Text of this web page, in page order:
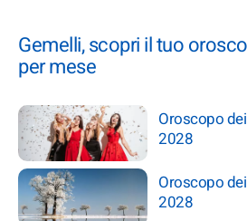
Gemelli, scopri il tuo
per mese
Oroscopo
2028
Oroscopo
2028